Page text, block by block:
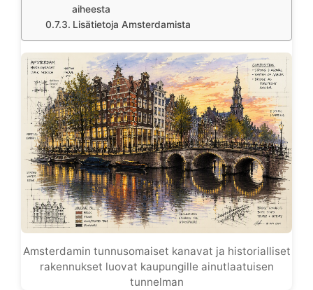
aiheesta
Lisätietoja Amsterdamista
Amsterdamin tunnusomaiset kanavat ja historialliset
rakennukset luovat kaupungille ainutlaatuisen
tunnelman